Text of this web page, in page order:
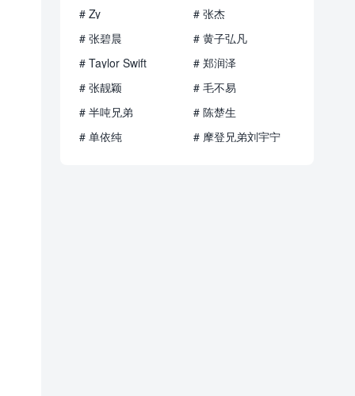
# Zy
# 张杰
# 张碧晨
# 黄子弘凡
# Taylor Swift
# 郑润泽
# 张靓颖
# 毛不易
# 半吨兄弟
# 陈楚生
# 单依纯
# 摩登兄弟刘宇宁